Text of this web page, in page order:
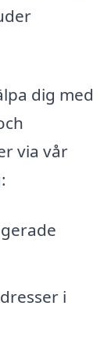
dig med
via vår
i